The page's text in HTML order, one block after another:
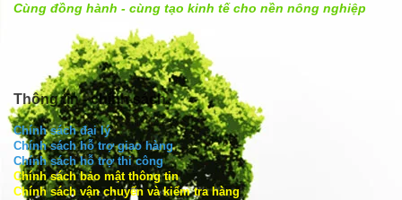
Cùng đồng hành - cùng tạo kinh tế cho nền nông nghiệp
Thông tin - chính sách
Chính sách đại lý
Chính sách hỗ trợ giao hàng
Chính sách hỗ trợ thi công
Chính sách bảo mật thông tin
Chính sách vận chuyển và kiểm tra hàng